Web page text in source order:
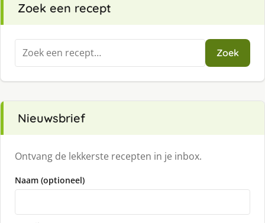
Zoek een recept
Zoeken
naar:
Zoek
Nieuwsbrief
Ontvang de lekkerste recepten in je inbox.
Naam (optioneel)